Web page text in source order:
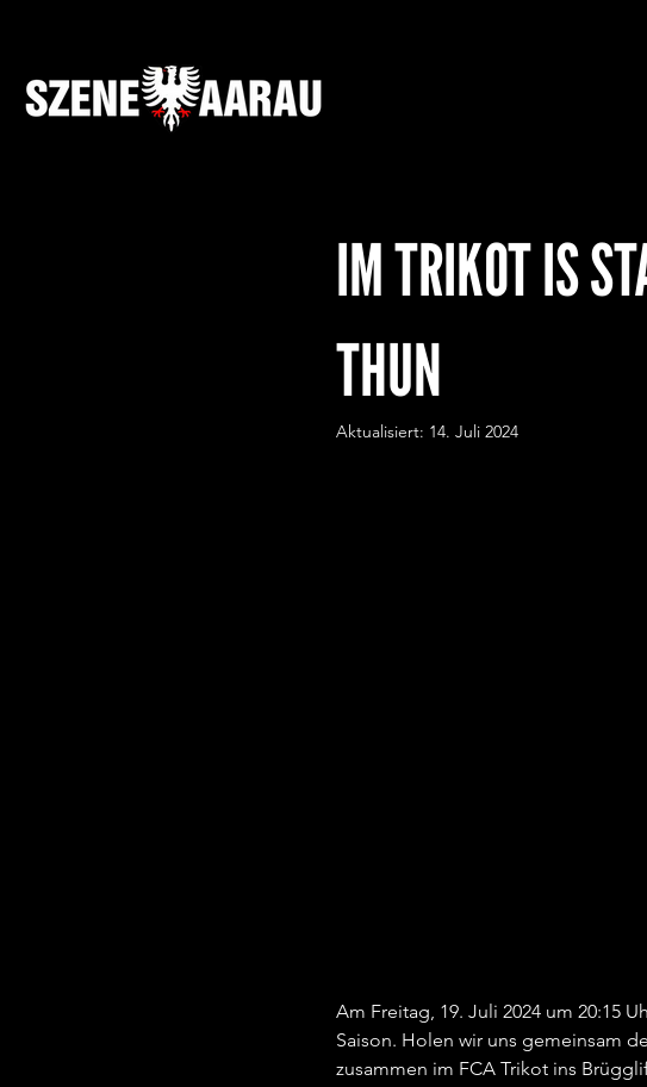
IM TRIKOT IS
THUN
Aktualisiert: 14. Juli 2024
Am Freitag, 19. Juli 2024 um 20:15
Saison. Holen wir uns gemeinsam
zusammen im FCA Trikot ins